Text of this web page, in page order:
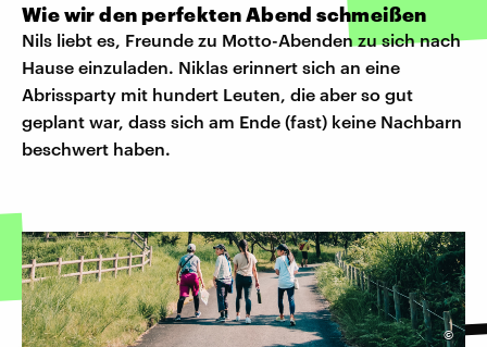
Wie wir den perfekten Abend schmeißen
Nils liebt es, Freunde zu Motto-Abenden zu sich nach
Hause einzuladen. Niklas erinnert sich an eine
Abrissparty mit hundert Leuten, die aber so gut
geplant war, dass sich am Ende (fast) keine Nachbarn
beschwert haben.
©